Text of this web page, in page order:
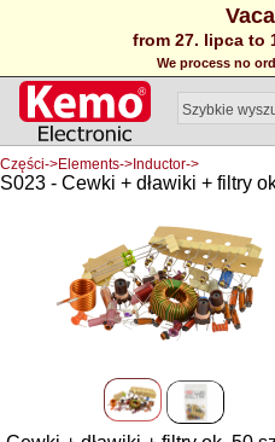
from 27. lipca to
We process no
Części->Elements->Inductor->
S023 - Cewki + dławiki + filtry